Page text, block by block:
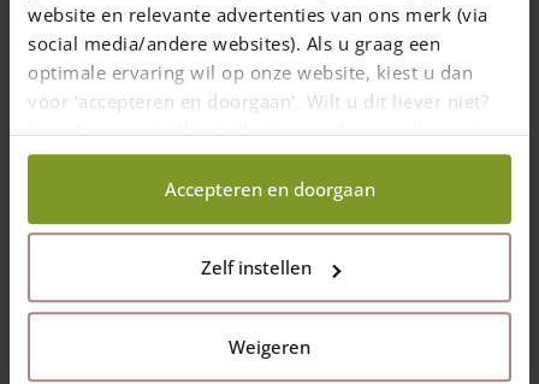
website en relevante advertenties van ons merk (via
social media/andere websites). Als u graag een
optimale ervaring wil op onze website, kiest u dan
voor ‘accepteren en doorgaan'. Wilt u dit liever niet?
Kies dan voor ‘zelf instellen’ en geef aan welke cookies
wij wel mogen verzamelen.
Accepteren en doorgaan
Zelf instellen
Weigeren